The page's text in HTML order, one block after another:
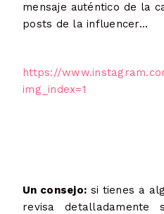
mensaje auténtico de la
posts de la influencer…
https://
img_index=1
Un consejo: si tienes a
revisa